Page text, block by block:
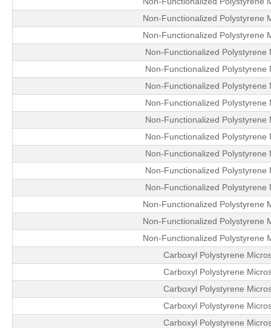
Non-Functionalized Polystyrene
Non-Functionalized Polystyrene
Non-Functionalized
Non-Functionalized
Non-Functionalized
Non-Functionalized
Non-Functionalized
Non-Functionalized
Non-Functionalized
Non-Functionalized
Non-Functionalized
Non-Functionalized Polystyrene
Non-Functionalized Polystyrene
Non-Functionalized Polystyrene
Carboxyl Polystyrene
Carboxyl Polystyrene
Carboxyl Polystyrene
Carboxyl Polystyrene
Carboxyl Polystyrene